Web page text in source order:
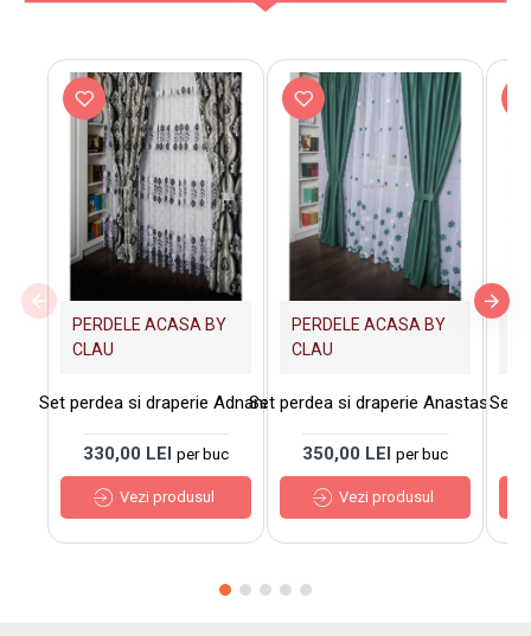
PERDELE ACASA BY
CLAU
Set perdea si draperie Adnana
330,00 LEI per buc
Vezi produsul
PERDELE ACASA BY
CLAU
Set perdea si draperie Anastasia
350,00 LEI per buc
Vezi produsul
Set